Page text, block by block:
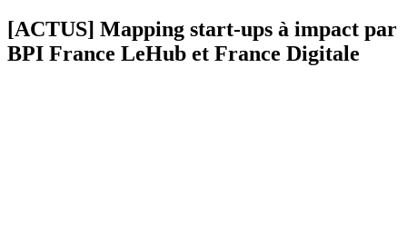
[ACTUS] Mapping start-ups à impact par
BPI France LeHub et France Digitale